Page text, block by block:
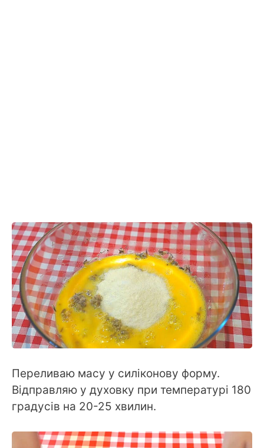
Переливаю масу у силіконову форму.
Відправляю у духовку при температурі 180
градусів на 20-25 хвилин.